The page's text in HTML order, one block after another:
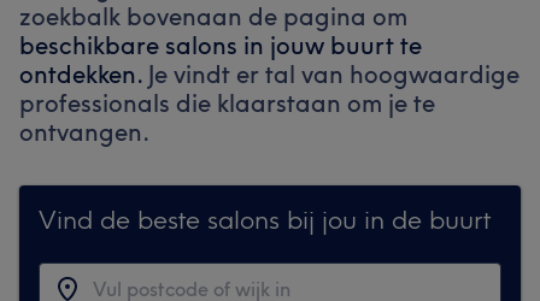
zoekbalk bovenaan de pagina om
beschikbare salons in jouw buurt te
ontdekken. Je vindt er tal van hoogwaardige
professionals die klaarstaan om je te
ontvangen.
Vind de beste salons bij jou in de buurt